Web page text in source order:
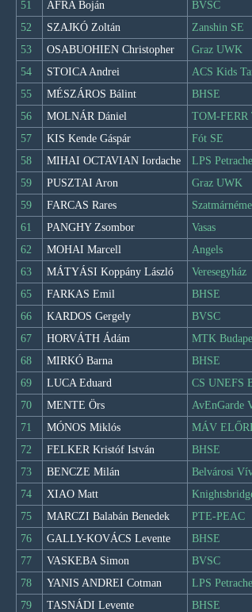
51
ÁFRA Boján BVSC
52
SZAJKÓ Zoltán Zanshin SE
53
OSABUOHIEN Christopher Graz UWK
54
STOICA Andrei ACS Kids
55
MÉSZÁROS Bálint BHSE
56
MOLNÁR Dániel TOM-FERR
57
KIS Kende Gáspár Fót SE
58
MIHAI OCTAVIAN Iordache LPS
59
PUSZTAI Aron Graz UWK
59
FARCAS Rares
61
PANGHY Zsombor Vasas
62
MOHAI Marcell Angels
63
MÁTYÁSI Koppány László Veresegyház
65
FARKAS Emil BHSE
66
KARDOS Gergely BVSC
67
HORVÁTH Ádám MTK
68
MIRKÓ Barna BHSE
69
LUCA Eduard CS UNEFS
70
MENTE Örs AvEnGarde
71
MÓNOS Miklós MÁV
72
FELKER Kristóf István BHSE
73
BENCZE Milán Belvárosi
74
XIAO Matt
75
MARCZI Balabán Benedek PTE-PEAC
76
GALLY-KOVÁCS Levente BHSE
77
VASKEBA Simon BVSC
78
YANIS ANDREI Cotman LPS
79
TASNÁDI Levente BHSE